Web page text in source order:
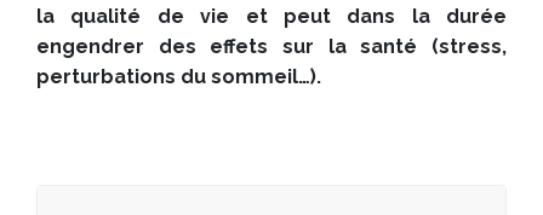
la qualité de vie et peut dans la durée
engendrer des effets sur la santé (stress,
perturbations du sommeil…).